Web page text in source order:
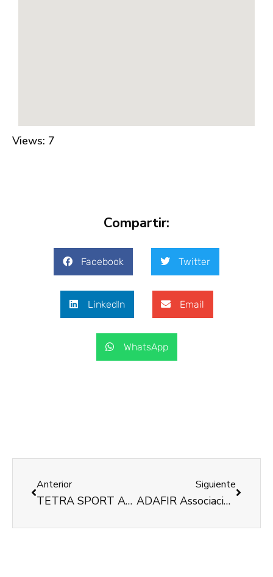
Views: 7
Compartir:
Facebook Twitter
LinkedIn Email
WhatsApp
Anterior
TETRA SPORT Asociación Tetrasport
Siguiente
ADAFIR Associació d’afectats de Fibromiàlgia i Fatiga crònica de la Ribera